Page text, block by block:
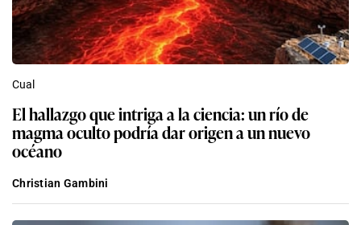
Cual
El hallazgo que intriga a la ciencia: un río de
magma oculto podría dar origen a un nuevo
océano
Christian Gambini